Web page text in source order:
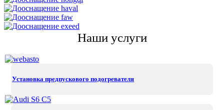
Наши услуги
Установка предпускового подогревателя